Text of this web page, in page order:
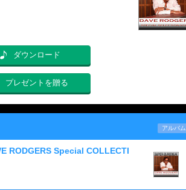
ダウンロード
プレゼントを贈る
アルバム
RODGERS Special COLLECTI